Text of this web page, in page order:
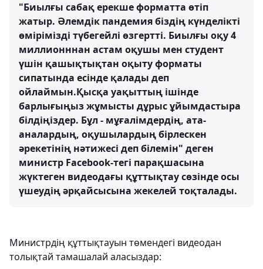
"Биылғы сабақ ерекше форматта өтіп
жатыр. Әлемдік пандемия біздің күнделікті
өмірімізді түбегейлі өзгертті. Биылғы оқу 4
миллионннан астам оқушы мен студент
үшін қашықтықтан оқыту форматы
сипатында есінде қалады деп
ойлаймын.Қысқа уақыттың ішінде
барлығыңыз жұмысты дұрыс ұйымдастыра
білдіңіздер. Бұл - мұғалімдердің, ата-
аналардың, оқушылардың бірлескен
әрекетінің нәтижесі деп білемін" деген
министр Facebook-тегі парақшасына
жүктеген видеодағы құттықтау сөзінде осы
үшеудің әрқайсысына жекелей тоқталады.
Министрдің құттықтауын төмендегі видеодан
толықтай тамашалай аласыздар: